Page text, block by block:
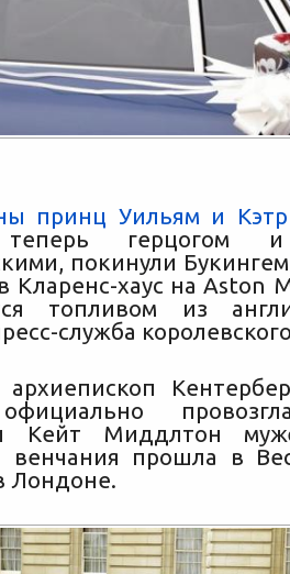
принц Уильям и
герцогом и
покинули
Кларенс-хаус на Aston
топливом из
служба
Кейт Миддлтон
венчания прошла в
Лондоне.